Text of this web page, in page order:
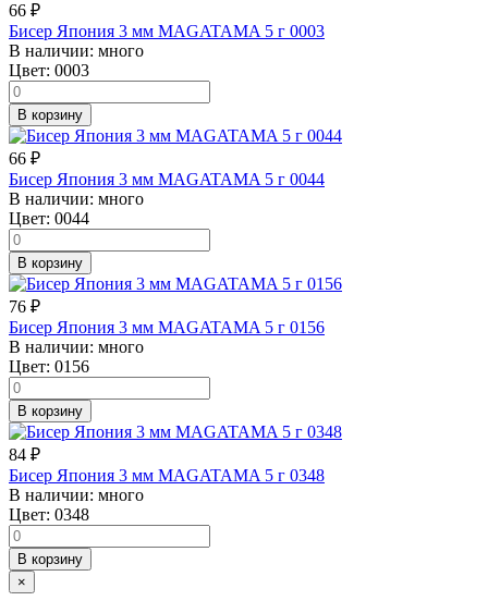
66 ₽
Бисер Япония 3 мм MAGATAMA 5 г 0003
В наличии: много
Цвет: 0003
В корзину
66 ₽
Бисер Япония 3 мм MAGATAMA 5 г 0044
В наличии: много
Цвет: 0044
В корзину
76 ₽
Бисер Япония 3 мм MAGATAMA 5 г 0156
В наличии: много
Цвет: 0156
В корзину
84 ₽
Бисер Япония 3 мм MAGATAMA 5 г 0348
В наличии: много
Цвет: 0348
В корзину
×